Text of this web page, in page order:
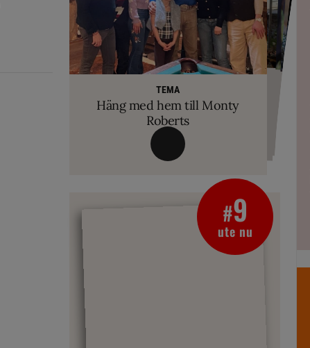
TEMA
Häng med hem till Monty
Roberts
VM-febern stiger – här är allt
inför Aachen
TEMA
Allt du behöver veta om fång
VETERINÄRT
Så märker du om din häst blivit
biten av huggorm
RIDSPORT PLAY
Ridsport Play: Grand Prix-tränaren
avslöjar sina knep – så blir hästen trygg överallt
#9
ute nu